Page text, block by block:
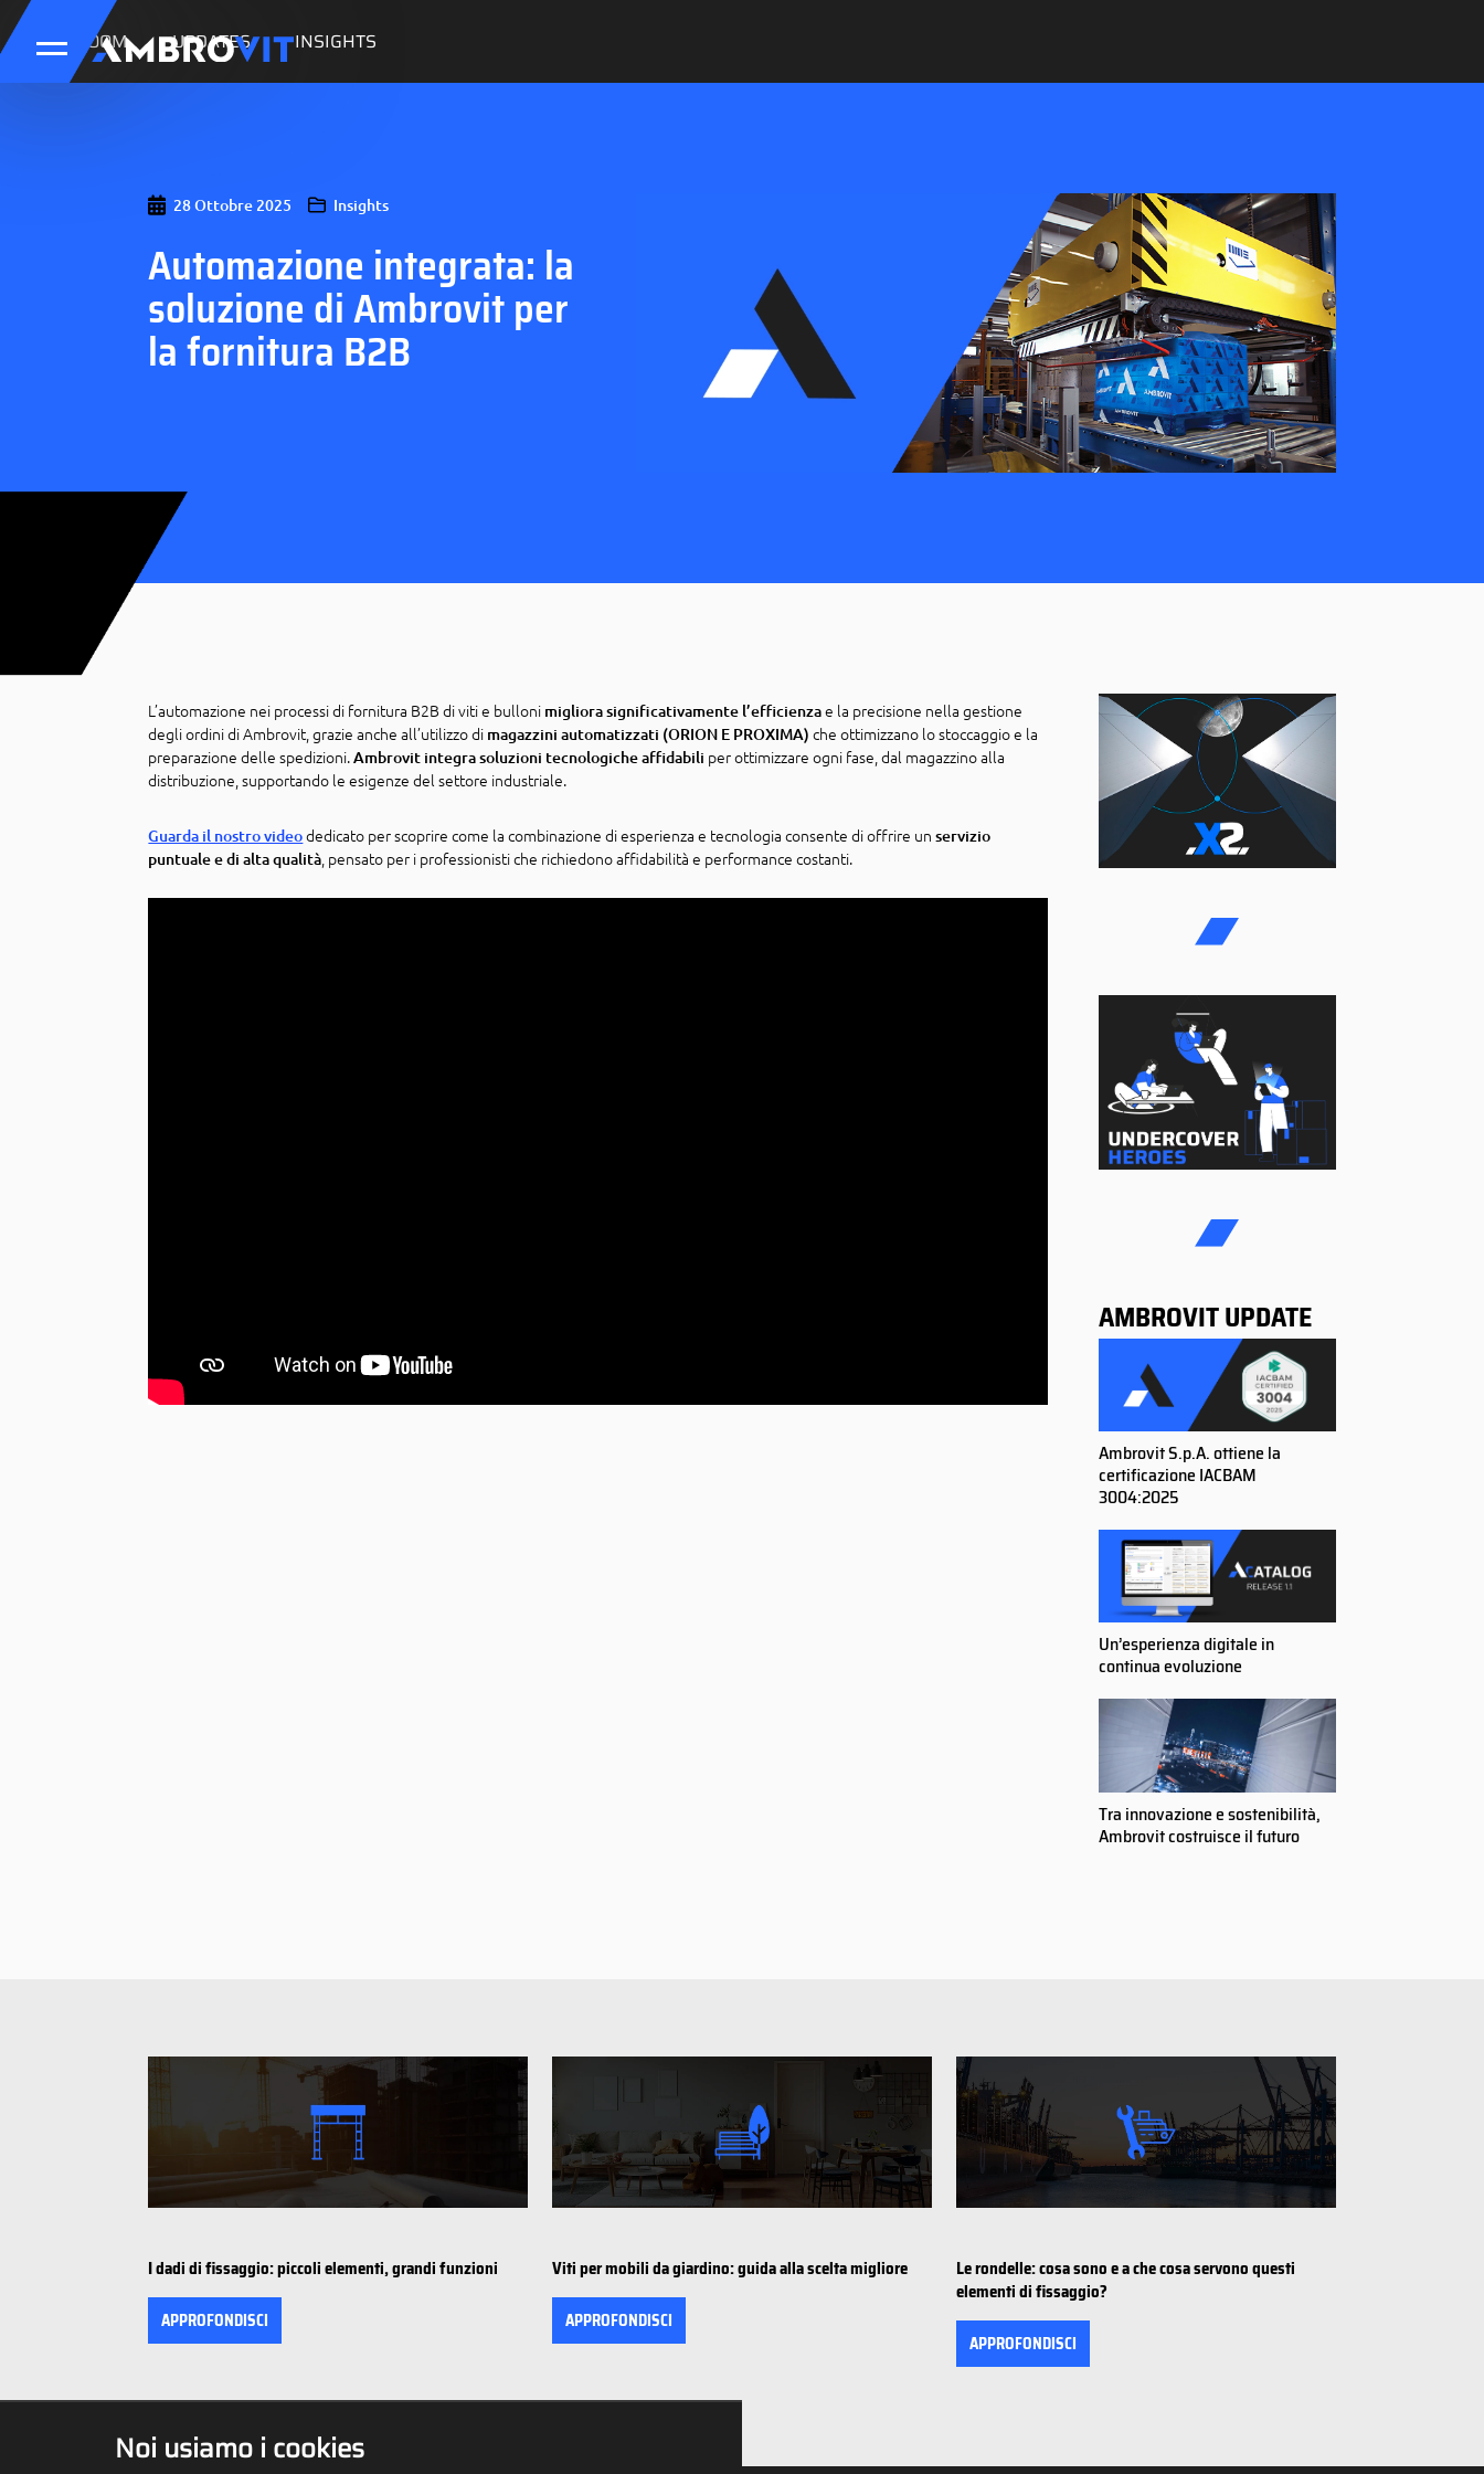
Noi usiamo i cookies
NEWSROOM UPDATES INSIGHTS
28 Ottobre 2025 Insights
Automazione integrata: la
soluzione di Ambrovit per
la fornitura B2B
L’automazione nei processi di fornitura B2B di viti e bulloni migliora significativamente l’efficienzae la precisione nella gestione
degli ordini di Ambrovit, grazie anche all’utilizzo di magazzini automatizzati (ORION E PROXIMA) che ottimizzano lo stoccaggio e la
preparazione delle spedizioni.Ambrovit integra soluzioni tecnologiche affidabili per ottimizzare ogni fase, dal magazzino alla
distribuzione, supportando le esigenze del settore industriale.
Guarda il nostro videodedicato per scoprire come la combinazione di esperienza e tecnologia consente di offrire unservizio
puntuale e di alta qualità, pensato per i professionisti che richiedono affidabilità e performance costanti.
AMBROVIT UPDATE
Ambrovit S.p.A. ottiene la
certificazione IACBAM
3004:2025
Un’esperienza digitale in
continua evoluzione
Tra innovazione e sostenibilità,
Ambrovit costruisce il futuro
I dadi di fissaggio: piccoli elementi, grandi funzioni
APPROFONDISCI
Viti per mobili da giardino: guida alla scelta migliore
APPROFONDISCI
Le rondelle: cosa sono e a che cosa servono questi
elementi di fissaggio?
APPROFONDISCI